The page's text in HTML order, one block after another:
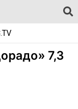
7,3